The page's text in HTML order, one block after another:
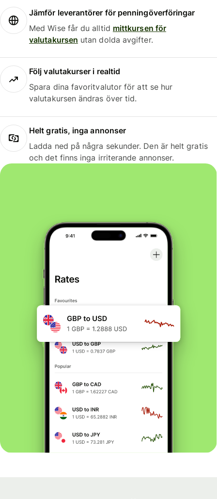
Jämför leverantörer för penningöverföringar
Med Wise får du alltid mittkursen för
valutakursen utan dolda avgifter.
Följ valutakurser i realtid
Spara dina favoritvalutor för att se hur
valutakursen ändras över tid.
Helt gratis, inga annonser
Ladda ned på några sekunder. Den är helt gratis
och det finns inga irriterande annonser.